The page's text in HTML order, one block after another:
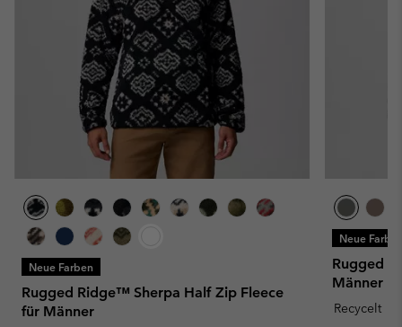
Neue Farben
Rugged Ridge™ Sherpa Half Zip Fleece
für Männer
Neue
Rugged
Männer
Recycelt